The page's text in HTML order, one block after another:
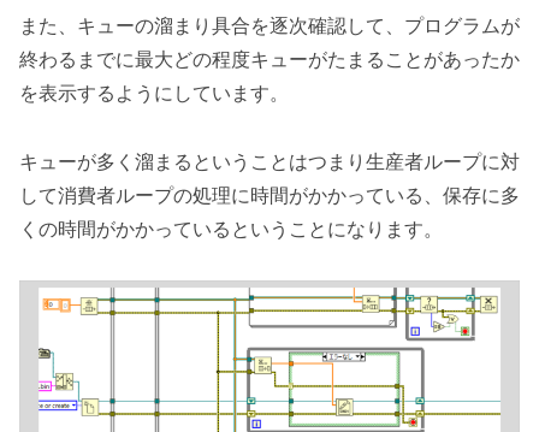
また、キューの溜まり具合を逐次確認して、プログラムが
終わるまでに最大どの程度キューがたまることがあったか
を表示するようにしています。
キューが多く溜まるということはつまり生産者ループに対
して消費者ループの処理に時間がかかっている、保存に多
くの時間がかかっているということになります。